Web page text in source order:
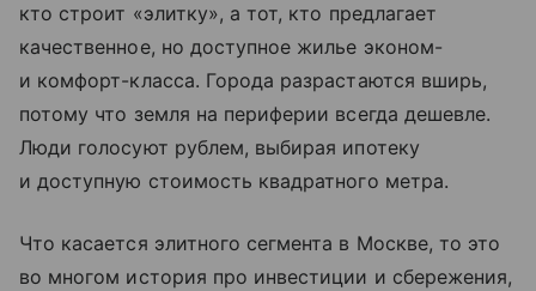
кто строит «элитку», а тот, кто предлагает
качественное, но доступное жилье эконом-
и комфорт-класса. Города разрастаются вширь,
потому что земля на периферии всегда дешевле.
Люди голосуют рублем, выбирая ипотеку
и доступную стоимость квадратного метра.
Что касается элитного сегмента в Москве, то это
во многом история про инвестиции и сбережения,